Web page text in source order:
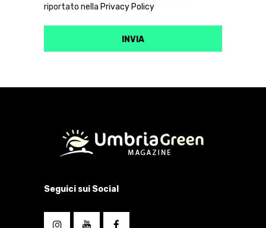
riportato nella Privacy Policy
Seguici sui Social